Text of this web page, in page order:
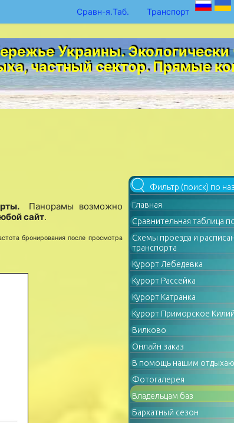
Сравн-я.Таб. Транспорт
Украины. Экологически
частный сектор. Прямые
Панорамы возможно
сайт.
бронирования после просмотра
Главная
Сравнительная таблица
Схемы проезда и
транспорта
Курорт Лебедевка
Курорт Рассейка
Курорт Катранка
Курорт Приморское
Вилково
Онлайн заказ
В помощь нашим
Фотогалерея
Владельцам баз
Бархатный сезон